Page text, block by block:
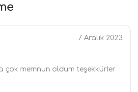
7 Aralık 2023
çok memnun oldum teşekkürler